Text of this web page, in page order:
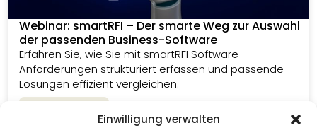
Einwilligung verwalten
Webinar: smartRFI – Der smarte Weg zur Auswahl
der passenden Business-Software
Erfahren Sie, wie Sie mit smartRFI Software-
Anforderungen strukturiert erfassen und passende
Lösungen effizient vergleichen.
Zum Webinar